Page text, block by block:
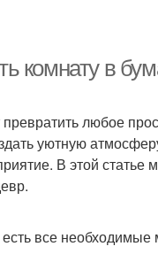
комнату в
любое
уютную
В этой
все